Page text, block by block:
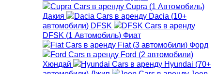
Cupra (1 Автомобиль)
Дакия
Dacia (10+
автомобили) DFSK
DFSK (1 Автомобиль) Фиат
Fiat (3 автомобили) Форд
Ford (2 автомобили)
Хюндай
Hyundai (70+